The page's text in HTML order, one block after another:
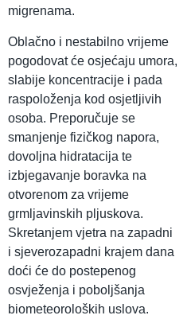
migrenama.
Oblačno i nestabilno vrijeme
pogodovat će osjećaju umora,
slabije koncentracije i pada
raspoloženja kod osjetljivih
osoba. Preporučuje se
smanjenje fizičkog napora,
dovoljna hidratacija te
izbjegavanje boravka na
otvorenom za vrijeme
grmljavinskih pljuskova.
Skretanjem vjetra na zapadni
i sjeverozapadni krajem dana
doći će do postepenog
osvježenja i poboljšanja
biometeoroloških uslova.